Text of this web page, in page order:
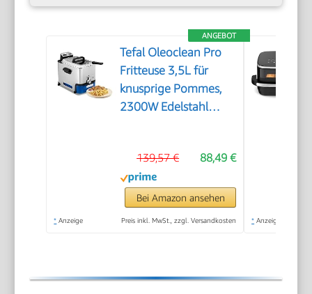
ANGEBOT
Tefal Oleoclean Pro
Fritteuse 3,5L für
knusprige Pommes,
2300W Edelstahl
Herausnehmbarer
Ölbehälter 1,2kg,
Timer & Thermostat,
Spülmaschinenfest,
88,49 €
139,57 €
Bei Amazon ansehen
* Anzeige Preis inkl. MwSt., zzgl. Versandkosten * Anzeige